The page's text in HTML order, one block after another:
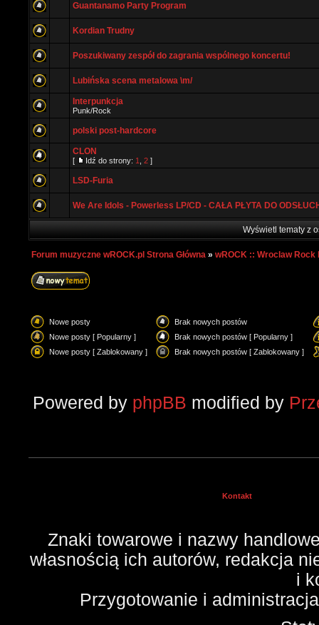
Guantanamo Party Program
Kordian Trudny
Poszukiwany zespół do zagrania wspólnego koncertu!
Lubińska scena metalowa \m/
Interpunkcja
Punk/Rock
polski post-hardcore
CLON
[ Idź do strony: 1 2 ]
LSD-Furia
We Are Idols - Powerless LP/CD - CAŁA PŁYTA DO
Wyświetl tematy z
Forum muzyczne wROCK.pl Strona Główna » wROCK :: Wroclaw Rock
Nowe posty
Brak nowych postów
Nowe posty [ Popularny ]
Brak nowych postów [ Popularny ]
Nowe posty [ Zablokowany ]
Brak nowych postów [ Zablokowany ]
Powered by phpBB modified by
Kontakt
Znaki towarowe i nazwy
własnością ich autorów, redakcja
i
Przygotowanie i